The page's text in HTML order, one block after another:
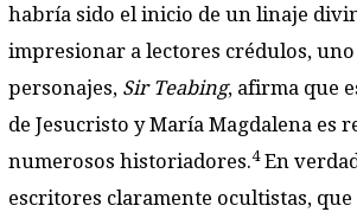
habría sido el inicio de un linaje
impresionar a lectores crédulos, uno
personajes, Sir Teabing, afirma que
de Jesucristo y María Magdalena es
numerosos historiadores.4En
escritores claramente ocultistas, que